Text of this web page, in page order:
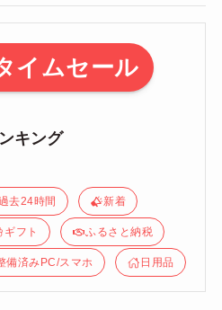
イムセール
キング
去24時間 新着
ギフト ふるさと納税
備済みPC/スマホ 日用品